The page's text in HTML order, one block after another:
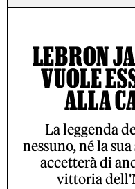
LEBRON
VUOLE
ALLA
La leggenda
nessuno, né la
accetterà di
vittoria